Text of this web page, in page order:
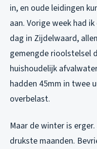
in, en oude leidingen
aan. Vorige week had
dag in Zijdelwaard,
gemengde rioolstelsel
huishoudelijk
hadden 45mm in twee
overbelast.
Maar de winter is
drukste maanden.